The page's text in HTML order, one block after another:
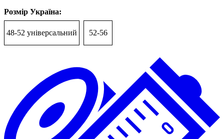
Розмір Україна:
48-52 універсальний 52-56